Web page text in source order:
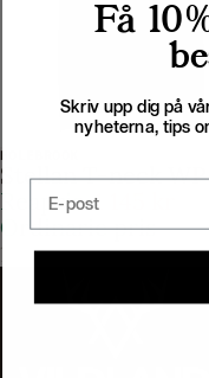
-43%
HOLEBROOK
Stellan T-neck WP
Reapris 1 145 kr
Ordinarie pris
1 995 kr
Få
Skriv upp dig på
nyheterna, tips
Email